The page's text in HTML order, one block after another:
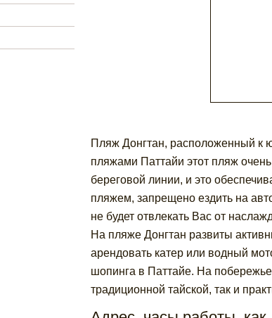
Пляж Донгтан, расположенный к
пляжами Паттайи этот пляж
береговой линии, и это
пляжем, запрещено ездить на
не будет отвлекать Вас от
На пляже Донгтан развиты
арендовать катер или водный
шопинга в Паттайе. На
традиционной тайской, так и